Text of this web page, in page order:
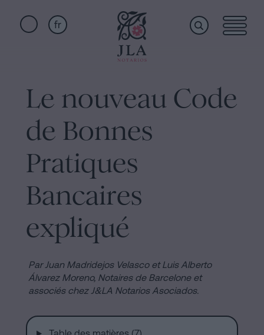
fr
Services
Qui
sommes-
nous
Installations
Notaire
rapides
Serment
de
Nationalité
Notaire
Successions
Barcelone
de
Vente
à
Barcelone
Le nouveau Code
de Bonnes
Pratiques
Bancaires
expliqué
Par Juan Madridejos Velasco et Luis Alberto
Álvarez Moreno, Notaires de Barcelone et
associés chez J&LA Notarios Asociados.